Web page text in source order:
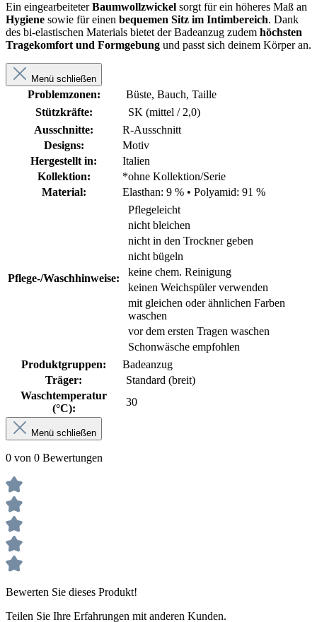
Ein eingearbeiteterBaumwollzwickel sorgt für ein höheres Maß an
Hygiene sowie für einen bequemen Sitz im Intimbereich. Dank
des bi-elastischen Materials bietet der Badeanzug zudem höchsten
Tragekomfort und Formgebung und passt sich deinem Körper an.
Menü schließen
Problemzonen:
Büste, Bauch, Taille
Stützkräfte:
SK (mittel / 2,0)
Ausschnitte:
R-Ausschnitt
Designs:
Motiv
Hergestellt in:
Italien
Kollektion:
*ohne Kollektion/Serie
Material:
Elasthan: 9 % • Polyamid: 91 %
Pflege-/Waschhinweise:
Pflegeleicht
nicht bleichen
nicht in den Trockner geben
nicht bügeln
keine chem. Reinigung
keinen Weichspüler verwenden
mit gleichen oder ähnlichen Farben
waschen
vor dem ersten Tragen waschen
Schonwäsche empfohlen
Produktgruppen:
Badeanzug
Träger:
Standard (breit)
Waschtemperatur
(°C):
30
Menü schließen
0 von 0 Bewertungen
Bewerten Sie dieses Produkt!
Teilen Sie Ihre Erfahrungen mit anderen Kunden.